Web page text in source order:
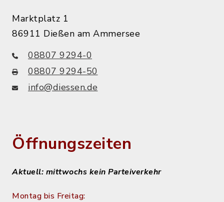
Marktplatz 1
86911 Dießen am Ammersee
08807 9294-0
08807 9294-50
info@diessen.de
Öffnungszeiten
Aktuell: mittwochs kein Parteiverkehr
Montag bis Freitag: